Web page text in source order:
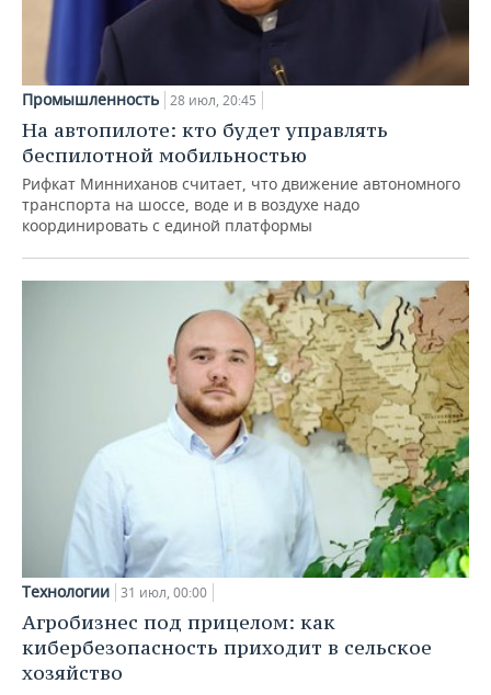
Промышленность 28 июл, 20:45
На автопилоте: кто будет управлять
беспилотной мобильностью
Рифкат Минниханов считает, что движение автономного
транспорта на шоссе, воде и в воздухе надо
координировать с единой платформы
Технологии 31 июл, 00:00
Агробизнес под прицелом: как
кибербезопасность приходит в сельское
хозяйство